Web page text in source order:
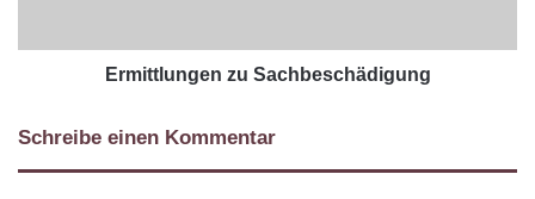
Ermittlungen zu Sachbeschädigung
Schreibe einen Kommentar